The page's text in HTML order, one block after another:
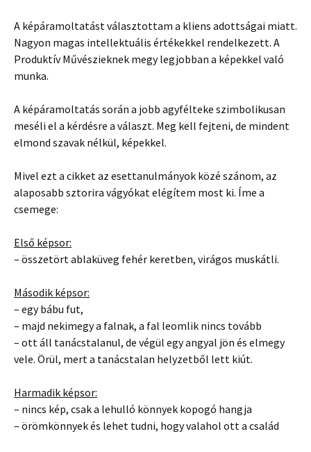
A képáramoltatást választottam a kliens adottságai miatt.
Nagyon magas intellektuális értékekkel rendelkezett. A
Produktív Művészieknek megy legjobban a képekkel való
munka.
A képáramoltatás során a jobb agyfélteke szimbolikusan
meséli el a kérdésre a választ. Meg kell fejteni, de mindent
elmond szavak nélkül, képekkel.
Mivel ezt a cikket az esettanulmányok közé szánom, az
alaposabb sztorira vágyókat elégítem most ki. Íme a
csemege:
Első képsor:
– összetört ablaküveg fehér keretben, virágos muskátli.
Második képsor:
– egy bábu fut,
– majd nekimegy a falnak, a fal leomlik nincs tovább
– ott áll tanácstalanul, de végül egy angyal jön és elmegy
vele. Örül, mert a tanácstalan helyzetből lett kiút.
Harmadik képsor:
– nincs kép, csak a lehulló könnyek kopogó hangja
– örömkönnyek és lehet tudni, hogy valahol ott a család